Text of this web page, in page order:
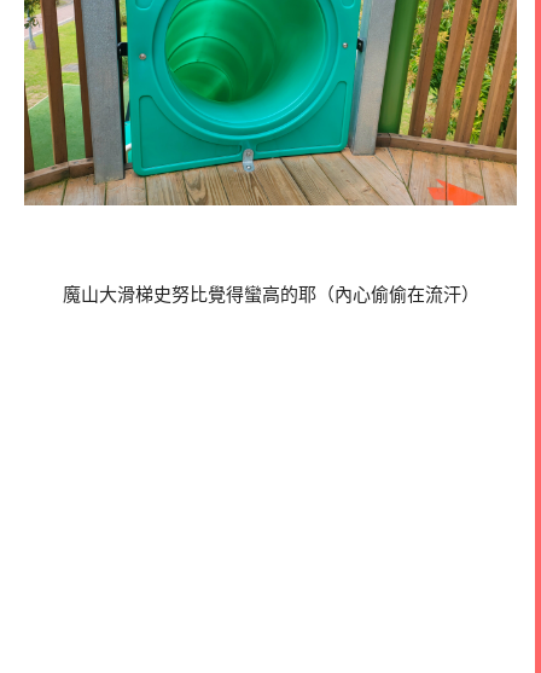
魔山大滑梯史努比覺得蠻高的耶（內心偷偷在流汗）